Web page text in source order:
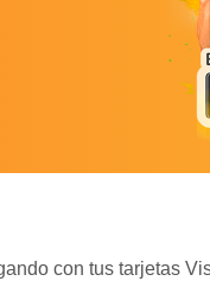
con tus tarjetas